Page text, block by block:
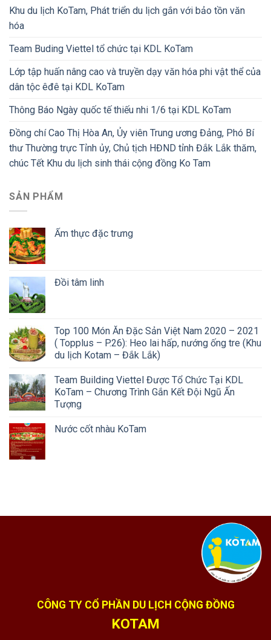
Khu du lịch KoTam, Phát triển du lịch gắn với bảo tồn văn
hóa
Team Buding Viettel tổ chức tại KDL KoTam
Lớp tập huấn nâng cao và truyền dạy văn hóa phi vật thể của
dân tộc êđê tại KDL KoTam
Thông Báo Ngày quốc tế thiếu nhi 1/6 tại KDL KoTam
Đồng chí Cao Thị Hòa An, Ủy viên Trung ương Đảng, Phó Bí
thư Thường trực Tỉnh ủy, Chủ tịch HĐND tỉnh Đắk Lắk thăm,
chúc Tết Khu du lịch sinh thái cộng đồng Ko Tam
SẢN PHẨM
Ẩm thực đặc trưng
Đồi tâm linh
Top 100 Món Ăn Đặc Sản Việt Nam 2020 – 2021
( Topplus – P.26): Heo lai hấp, nướng ống tre (Khu
du lịch Kotam – Đắk Lắk)
Team Building Viettel Được Tổ Chức Tại KDL
KoTam – Chương Trình Gắn Kết Đội Ngũ Ấn
Tượng
Nước cốt nhàu KoTam
CÔNG TY CỔ PHẦN DU LỊCH CỘNG ĐỒNG
KOTAM